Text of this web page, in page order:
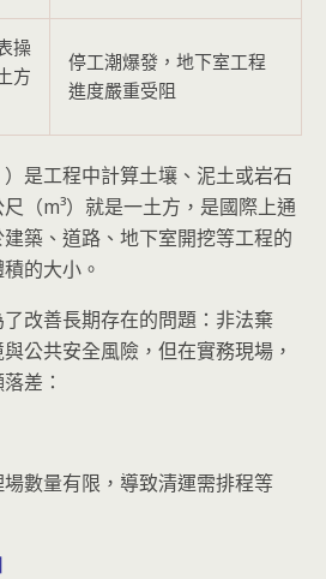
操
方
停工潮爆發，地下室工程
進度嚴重受阻
是工程中計算土壤、泥土或岩石
（m³）就是一土方，是國際上通
築、道路、地下室開挖等工程的
的大小。
改善長期存在的問題：非法棄
公共安全風險，但在實務現場，
差：
數量有限，導致清運需排程等